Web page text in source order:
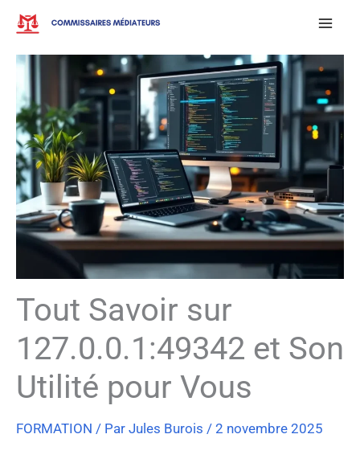
Aller
contenu
Tout Savoir sur
127.0.0.1:49342 et Son
Utilité pour Vous
FORMATION / Par Jules Burois / 2 novembre 2025